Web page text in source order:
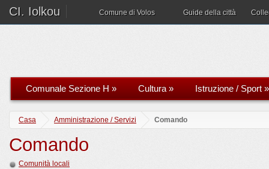
CI. Iolkou Comune di Volos Guide della città
Comunale Sezione H » Cultura» Istruzione / Sport »
Casa Amministrazione / Servizi Comando
Comando
Comunità locali